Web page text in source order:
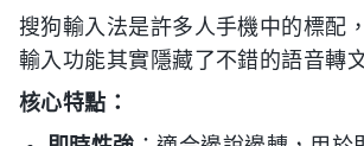
搜狗輸入法是許多人手機中的標配
輸入功能其實隱藏了不錯的語音轉
核心特點：